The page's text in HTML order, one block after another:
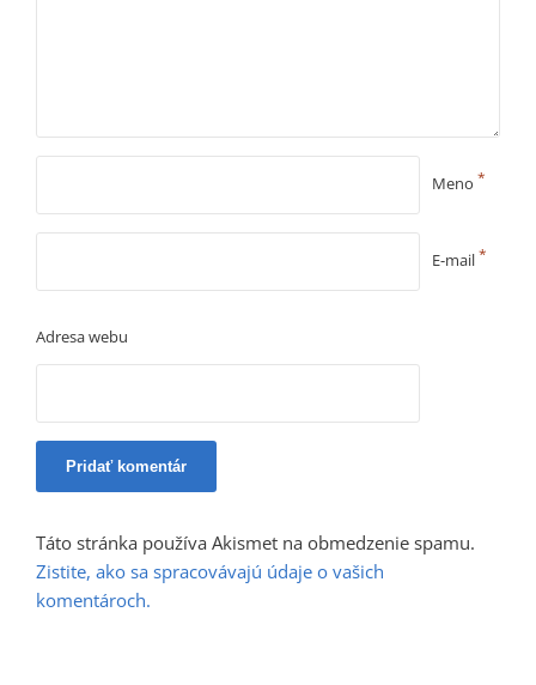
Meno *
E-mail*
Adresa webu
Táto stránka používa Akismet na obmedzenie spamu.
Zistite, ako sa spracovávajú údaje o vašich
komentároch.